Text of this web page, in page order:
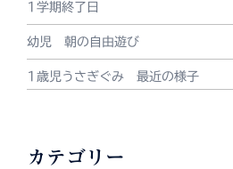
1学期終了日
幼児 朝の自由遊び
1歳児うさぎぐみ 最近の様子
カテゴリー